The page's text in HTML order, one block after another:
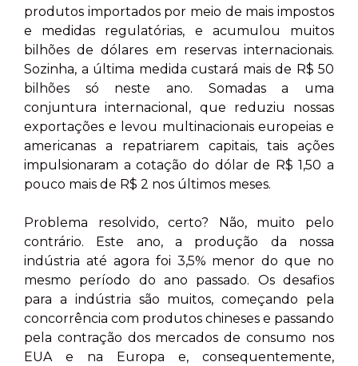
produtos importados por meio de mais impostos
e medidas regulatórias, e acumulou muitos
bilhões de dólares em reservas internacionais.
Sozinha, a última medida custará mais de R$ 50
bilhões só neste ano. Somadas a uma
conjuntura internacional, que reduziu nossas
exportações e levou multinacionais europeias e
americanas a repatriarem capitais, tais ações
impulsionaram a cotação do dólar de R$ 1,50 a
pouco mais de R$ 2 nos últimos meses.
Problema resolvido, certo? Não, muito pelo
contrário. Este ano, a produção da nossa
indústria até agora foi 3,5% menor do que no
mesmo período do ano passado. Os desafios
para a indústria são muitos, começando pela
concorrência com produtos chineses e passando
pela contração dos mercados de consumo nos
EUA e na Europa e, consequentemente,